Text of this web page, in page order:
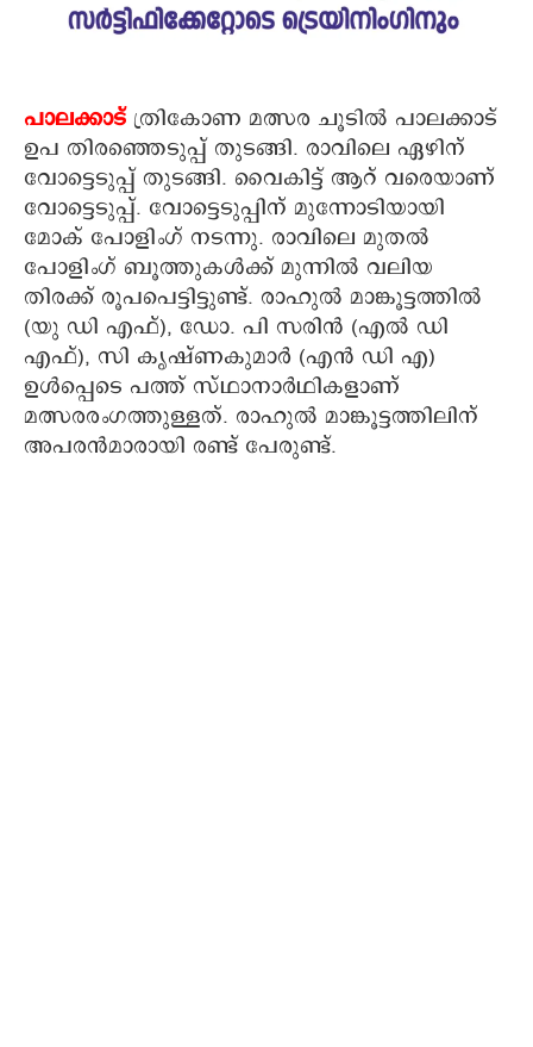
പാലക്കാട് ത്രികോണ മത്സര ചൂടില്‍ പാലക്കാട്
ഉപ തിരഞ്ഞെടുപ്പ് തുടങ്ങി. രാവിലെ ഏഴിന്
വോട്ടെടുപ്പ് തുടങ്ങി. വൈകിട്ട് ആറ് വരെയാണ്
വോട്ടെടുപ്പ്. വോട്ടെടുപ്പിന് മുന്നോടിയായി
മോക് പോളിംഗ് നടന്നു. രാവിലെ മുതല്‍
പോളിംഗ് ബൂത്തുകള്‍ക്ക് മുന്നില്‍ വലിയ
തിരക്ക് രൂപപെട്ടിട്ടുണ്ട്. രാഹുല്‍ മാങ്കൂട്ടത്തില്‍
(യു ഡി എഫ്), ഡോ. പി സരിന്‍ (എല്‍ ഡി
എഫ്), സി കൃഷ്ണകുമാര്‍ (എന്‍ ഡി എ)
ഉള്‍പ്പെടെ പത്ത് സ്ഥാനാര്‍ഥികളാണ്
മത്സരരംഗത്തുള്ളത്. രാഹുല്‍ മാങ്കൂട്ടത്തിലിന്
അപരന്‍മാരായി രണ്ട് പേരുണ്ട്.